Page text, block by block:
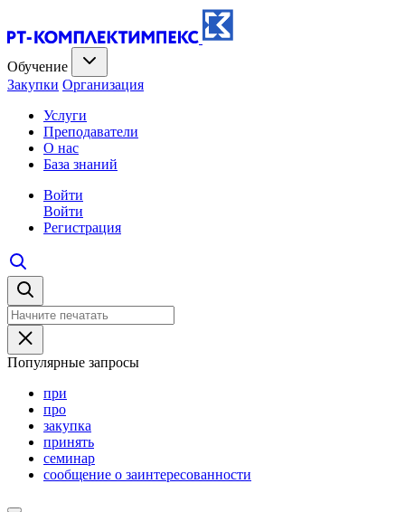
Обучение
Закупки Организация
Услуги
Преподаватели
О нас
База знаний
Войти
Войти
Регистрация
Популярные запросы
при
про
закупка
принять
семинар
сообщение о заинтересованности